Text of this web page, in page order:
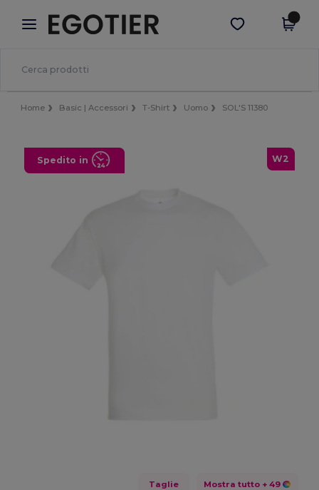
× App Egotier
Prezzi migliori sull'app!
Scarica app
Home Basic | Accessori T-Shirt Uomo SOL'S 11380
W2
Spedito in
Taglie Mostra tutto + 49